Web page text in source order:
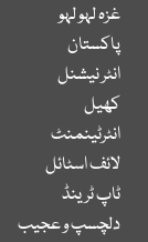
غزہ لہو لہو
پاکستان
انٹر نیشنل
کھیل
انٹرٹینمنٹ
لائف اسٹائل
ٹاپ ٹرینڈ
دلچسپ و عجیب